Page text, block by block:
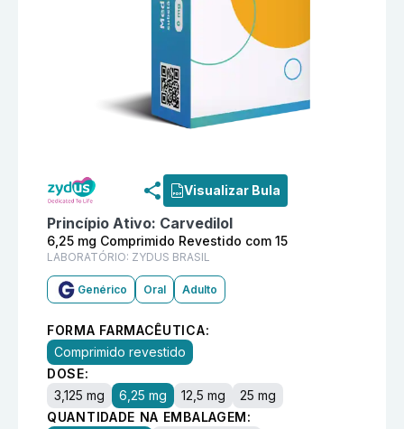
Visualizar Bula
Princípio Ativo: Carvedilol
6,25 mg Comprimido Revestido com 15
LABORATÓRIO: ZYDUS BRASIL
Genérico Oral Adulto
FORMA FARMACÊUTICA:
Comprimido revestido
DOSE:
3,125 mg
6,25 mg 12,5 mg
25 mg
QUANTIDADE NA EMBALAGEM: